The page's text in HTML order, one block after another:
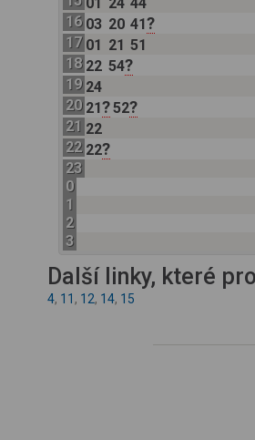
16 03 20 41?
17 01 21 51
18 22 54?
19 24
20 21?52?
21 22
22 22?
23
0
1
2
3
Další linky, které
4, 11 , 12, 14, 15